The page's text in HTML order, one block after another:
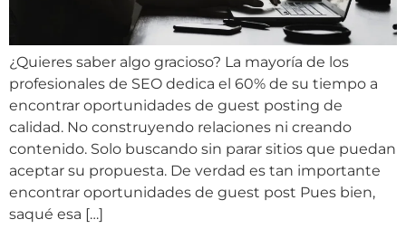
¿Quieres saber algo gracioso? La mayoría de los
profesionales de SEO dedica el 60% de su tiempo a
encontrar oportunidades de guest posting de
calidad. No construyendo relaciones ni creando
contenido. Solo buscando sin parar sitios que puedan
aceptar su propuesta. De verdad es tan importante
encontrar oportunidades de guest post Pues bien,
saqué esa […]